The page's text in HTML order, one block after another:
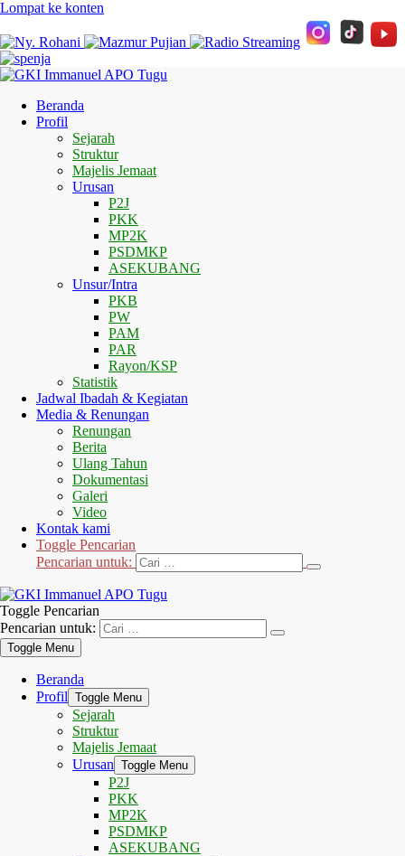
Lompat ke konten
Beranda
Profil
Sejarah
Struktur
Majelis Jemaat
Urusan
P2J
PKK
MP2K
PSDMKP
ASEKUBANG
Unsur/Intra
PKB
PW
PAM
PAR
Rayon/KSP
Statistik
Jadwal Ibadah & Kegiatan
Media & Renungan
Renungan
Berita
Ulang Tahun
Dokumentasi
Galeri
Video
Kontak kami
Toggle Pencarian
Pencarian untuk:
Toggle Pencarian
Pencarian untuk:
Toggle Menu
Beranda
Profil Toggle Menu
Sejarah
Struktur
Majelis Jemaat
Urusan Toggle Menu
P2J
PKK
MP2K
PSDMKP
ASEKUBANG